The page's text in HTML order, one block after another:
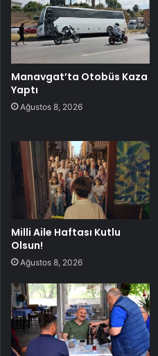
Manavgat’ta Otobüs Kaza
Yaptı
Ağustos 8, 2026
Milli Aile Haftası Kutlu
Olsun!
Ağustos 8, 2026